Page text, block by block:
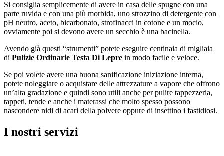
Si consiglia semplicemente di avere in casa delle spugne con una
parte ruvida e con una più morbida, uno strozzino di detergente con
pH neutro, aceto, bicarbonato, strofinacci in cotone e un mocio,
ovviamente poi si devono avere un secchio è una bacinella.
Avendo già questi “strumenti” potete eseguire centinaia di migliaia
di Pulizie Ordinarie Testa Di Lepre in modo facile e veloce.
Se poi volete avere una buona sanificazione iniziazione interna,
potete noleggiare o acquistare delle attrezzature a vapore che offrono
un’alta gradazione e quindi sono utili anche per pulire tappezzeria,
tappeti, tende e anche i materassi che molto spesso possono
nascondere nidi di acari della polvere oppure di insettino i fastidiosi.
I nostri servizi